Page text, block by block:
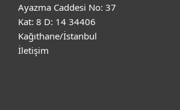
Ayazma Caddesi No: 37
Kat: 8 D: 14 34406
Kağıthane/İstanbul
İletişim